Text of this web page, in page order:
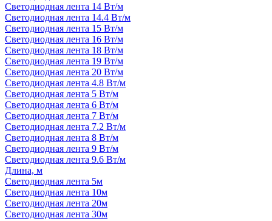
Светодиодная лента 14 Вт/м
Светодиодная лента 14.4 Вт/м
Светодиодная лента 15 Вт/м
Светодиодная лента 16 Вт/м
Светодиодная лента 18 Вт/м
Светодиодная лента 19 Вт/м
Светодиодная лента 20 Вт/м
Светодиодная лента 4.8 Вт/м
Светодиодная лента 5 Вт/м
Светодиодная лента 6 Вт/м
Светодиодная лента 7 Вт/м
Светодиодная лента 7.2 Вт/м
Светодиодная лента 8 Вт/м
Светодиодная лента 9 Вт/м
Светодиодная лента 9.6 Вт/м
Длина, м
Светодиодная лента 5м
Светодиодная лента 10м
Светодиодная лента 20м
Светодиодная лента 30м